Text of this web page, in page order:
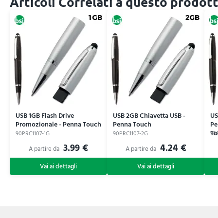
USB 1GB Flash Drive
Promozionale - Penna Touch
90PRC1107-1G
3.99 €
USB 2GB Chiavetta USB -
Penna Touch
90PRC1107-2G
4.24 €